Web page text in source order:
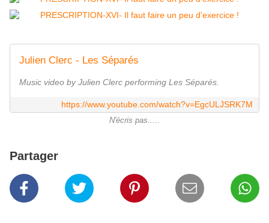
Julien Clerc - Les Séparés
Music video by Julien Clerc performing Les Séparés.
https://www.youtube.com/watch?v=EgcULJSRK7M
N'écris pas.....
Partager